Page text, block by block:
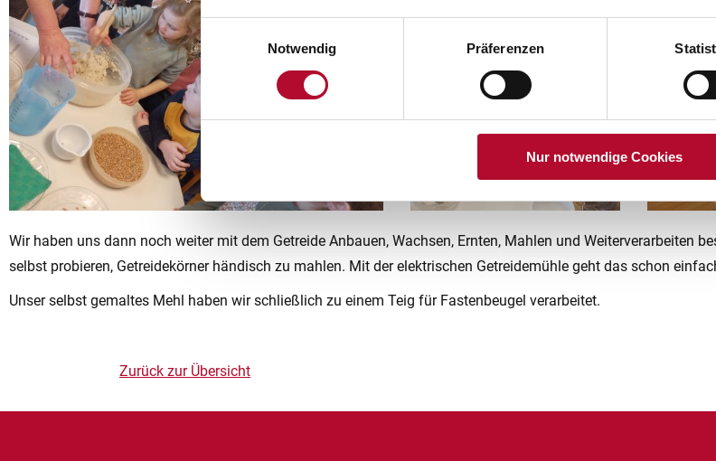
Einwilligungsauswahl
Notwendig
Präferenzen
Nur notwendige Cookies
Wir haben uns dann noch weiter mit dem Getreide Anbauen, Wachsen, Ernten, Mahlen und Weiterverarbeiten
selbst probieren, Getreidekörner händisch zu mahlen. Mit der elektrischen Getreidemühle geht das schon
Unser selbst gemaltes Mehl haben wir schließlich zu einem Teig für Fastenbeugel verarbeitet.
Zurück zur Übersicht